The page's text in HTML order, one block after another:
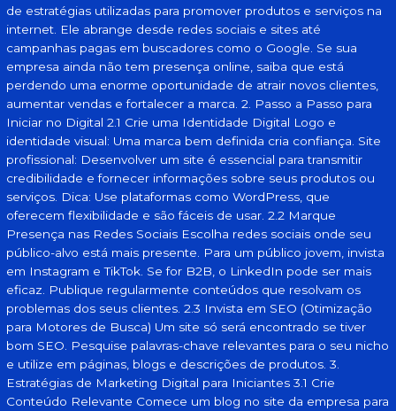
de estratégias utilizadas para promover produtos e serviços na
internet. Ele abrange desde redes sociais e sites até
campanhas pagas em buscadores como o Google. Se sua
empresa ainda não tem presença online, saiba que está
perdendo uma enorme oportunidade de atrair novos clientes,
aumentar vendas e fortalecer a marca. 2. Passo a Passo para
Iniciar no Digital 2.1 Crie uma Identidade Digital Logo e
identidade visual: Uma marca bem definida cria confiança. Site
profissional: Desenvolver um site é essencial para transmitir
credibilidade e fornecer informações sobre seus produtos ou
serviços. Dica: Use plataformas como WordPress, que
oferecem flexibilidade e são fáceis de usar. 2.2 Marque
Presença nas Redes Sociais Escolha redes sociais onde seu
público-alvo está mais presente. Para um público jovem, invista
em Instagram e TikTok. Se for B2B, o LinkedIn pode ser mais
eficaz. Publique regularmente conteúdos que resolvam os
problemas dos seus clientes. 2.3 Invista em SEO (Otimização
para Motores de Busca) Um site só será encontrado se tiver
bom SEO. Pesquise palavras-chave relevantes para o seu nicho
e utilize em páginas, blogs e descrições de produtos. 3.
Estratégias de Marketing Digital para Iniciantes 3.1 Crie
Conteúdo Relevante Comece um blog no site da empresa para